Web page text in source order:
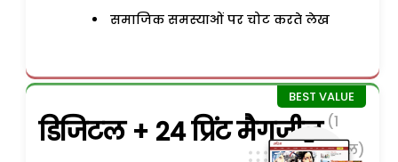
समाजिक समस्याओं पर चोट करते लेख
डिजिटल + 24 प्रिंट मैगजीन (1
साल)